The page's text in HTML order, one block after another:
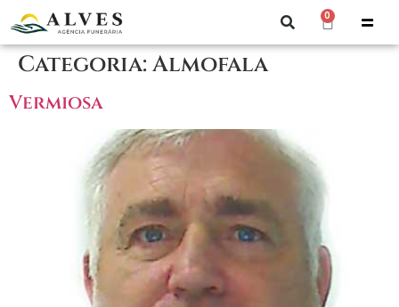
0
Categoria:Almofala
Vermiosa